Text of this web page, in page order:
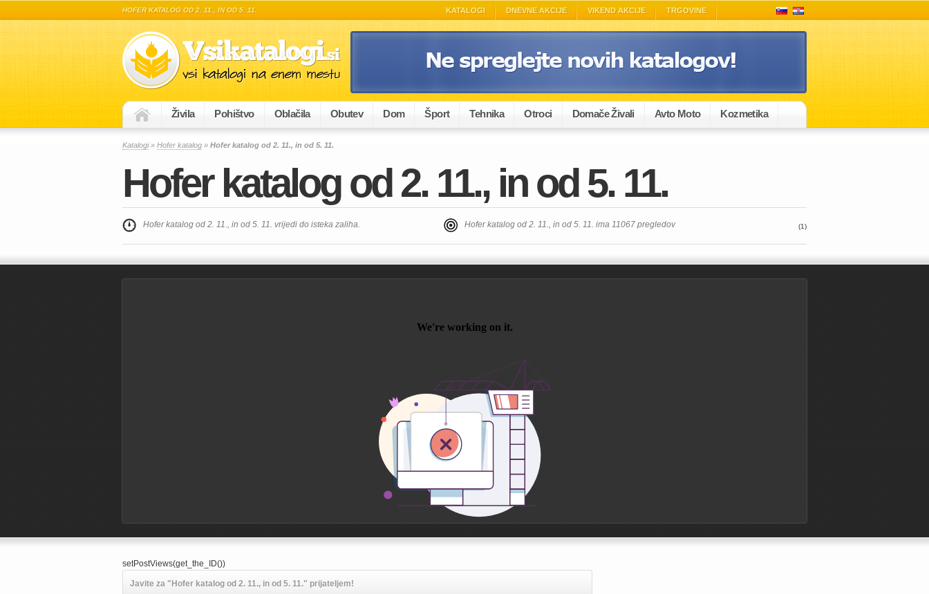
HOFER KATALOG OD 2. 11., IN OD 5. 11. KATALOGI DNEVNE AKCIJE VIKEND AKCIJE TRGOVINE
Živila Pohištvo Oblačila Obutev Dom Šport Tehnika Otroci Domače Živali Avto Moto Kozmetika
Katalogi» Hofer katalog » Hofer katalog od 2. 11., in od 5. 11.
Hofer katalog od 2. 11., in od 5. 11.
Hofer katalog od 2. 11., in od 5. 11. vrijedi do isteka zaliha. Hofer katalog od 2. 11., in od 5. 11. ima 11067 pregledov (1)
setPostViews(get_the_ID())
Javite za "Hofer katalog od 2. 11., in od 5. 11." prijateljem!